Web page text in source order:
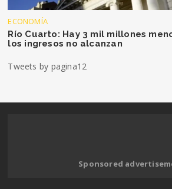
ECONOMÍA
Río Cuarto: Hay 3 mil millones
los ingresos no alcanzan
Tweets by pagina12
Sponsored